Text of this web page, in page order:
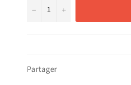
− +
Partager